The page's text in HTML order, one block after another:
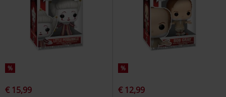
%
€ 15,99
%
€ 12,99